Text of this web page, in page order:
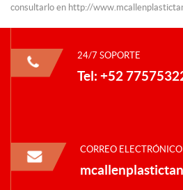
consultarlo en http://
24/7 SOPORTE
Tel: +52
CORREO ELECTRÓNICO